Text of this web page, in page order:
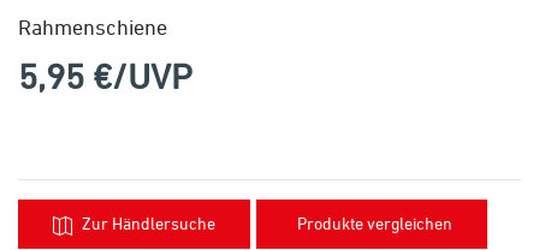
Rahmenschiene
5,95 €/UVP
Zur Händlersuche Produkte vergleichen